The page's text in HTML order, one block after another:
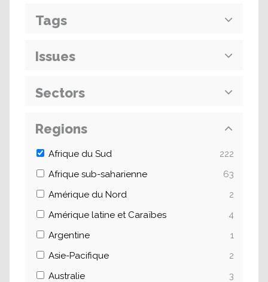
Tags
Issues
Sectors
Regions
Afrique du Sud
222
Afrique sub-saharienne
63
Amérique du Nord
2
Amérique latine et Caraïbes
4
Argentine
1
Asie-Pacifique
2
Australie
3